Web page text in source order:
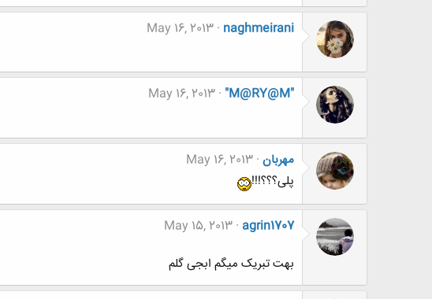
naghmeirani
May 16, 2013
"M@RY@M"
May 16, 2013
مهربان May 16, 2013
پلی؟؟؟!!!
agrin1707
May 15, 2013
بهت تبریک میگم ابجی گلم